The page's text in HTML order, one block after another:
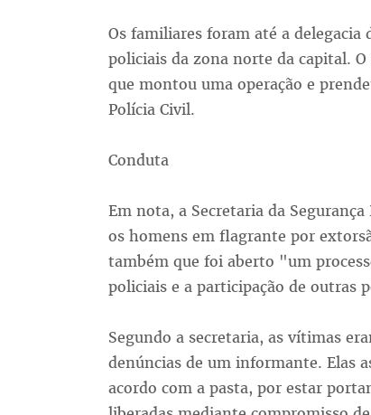
Os familiares foram até a
policiais da zona norte da capital.
que montou uma operação e
Polícia Civil.
Conduta
Em nota, a Secretaria da
os homens em flagrante por
também que foi aberto "um
policiais e a participação de outras
Segundo a secretaria, as vítimas
denúncias de um informante. Elas
acordo com a pasta, por estar